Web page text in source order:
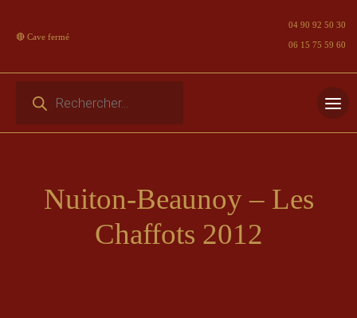
🔴 Cave fermé
04 90 92 50 30
06 15 75 59 60
Nuiton-Beaunoy – Les
Chaffots 2012